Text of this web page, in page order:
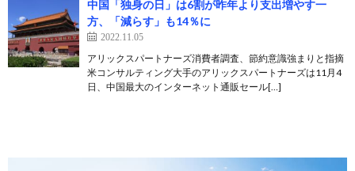
中国「独身の日」は6割が昨年より支出増やす一
方、「減らす」も14％に
2022.11.05
アリックスパートナーズ消費者調査、節約意識強まりと指摘
米コンサルティング大手のアリックスパートナーズは11月4
日、中国最大のインターネット通販セール[…]